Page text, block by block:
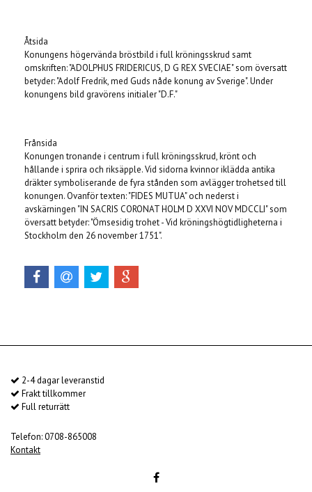
Åtsida
Konungens högervända bröstbild i full kröningsskrud samt
omskriften: "ADOLPHUS FRIDERICUS, D G REX SVECIAE" som översatt
betyder: "Adolf Fredrik, med Guds nåde konung av Sverige". Under
konungens bild gravörens initialer "D.F."
Frånsida
Konungen tronande i centrum i full kröningsskrud, krönt och
hållande i sprira och riksäpple. Vid sidorna kvinnor iklädda antika
dräkter symboliserande de fyra stånden som avlägger trohetsed till
konungen. Ovanför texten: "FIDES MUTUA" och nederst i
avskärningen "IN SACRIS CORONAT HOLM D XXVI NOV MDCCLI" som
översatt betyder: "Ömsesidig trohet - Vid kröningshögtidligheterna i
Stockholm den 26 november 1751".
2-4 dagar leveranstid
Frakt tillkommer
Full returrätt
Telefon: 0708-865008
Kontakt